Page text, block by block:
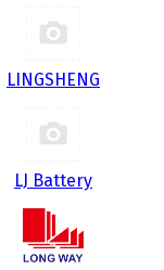
LINGSHENG
LJ Battery